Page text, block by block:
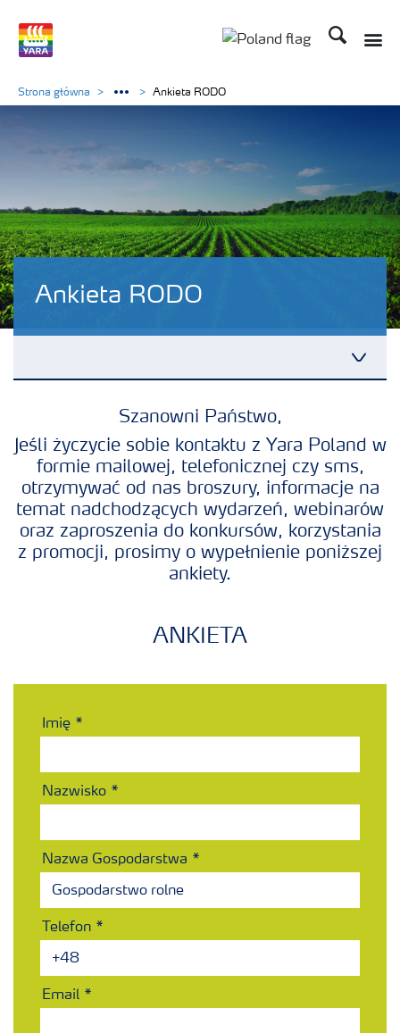
Szukaj
Ankieta RODO
Uprawy
Porady dotyczące wysiewu nawozów
Strona główna Ankieta RODO
Szanowni Państwo,
Jeśli życzycie sobie kontaktu z Yara Poland w
formie mailowej, telefonicznej czy sms,
otrzymywać od nas broszury, informacje na
temat nadchodzących wydarzeń, webinarów
oraz zaproszenia do konkursów, korzystania
z promocji, prosimy o wypełnienie poniższej
ankiety.
ANKIETA
Imię
Nazwisko
Nazwa Gospodarstwa
Telefon
Email